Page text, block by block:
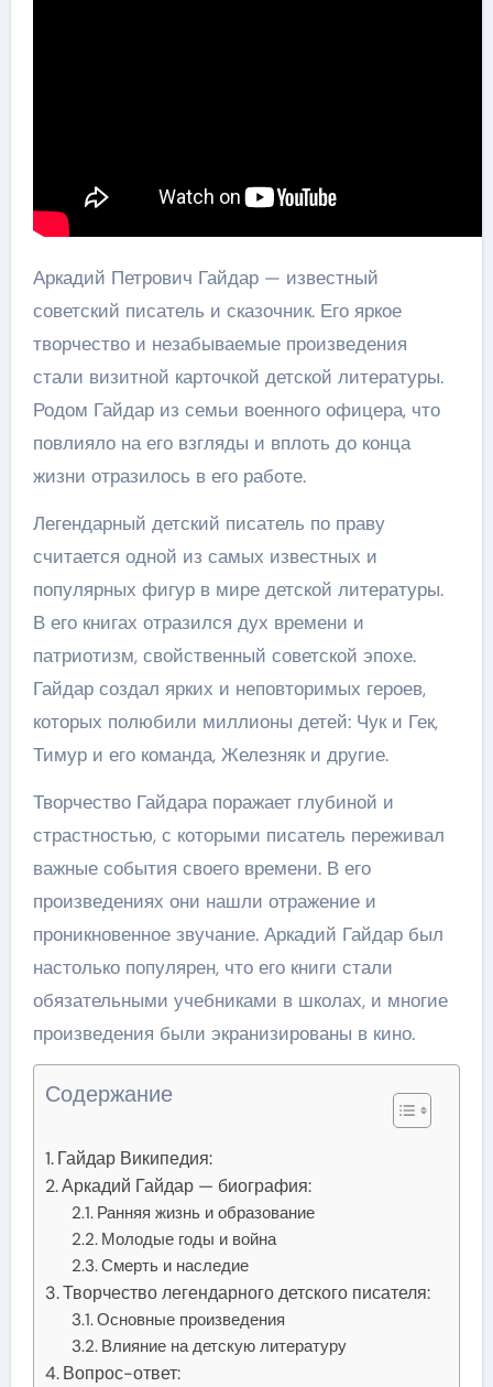
Аркадий Петрович Гайдар — известный
советский писатель и сказочник. Его яркое
творчество и незабываемые произведения
стали визитной карточкой детской литературы.
Родом Гайдар из семьи военного офицера, что
повлияло на его взгляды и вплоть до конца
жизни отразилось в его работе.
Легендарный детский писатель по праву
считается одной из самых известных и
популярных фигур в мире детской литературы.
В его книгах отразился дух времени и
патриотизм, свойственный советской эпохе.
Гайдар создал ярких и неповторимых героев,
которых полюбили миллионы детей: Чук и Гек,
Тимур и его команда, Железняк и другие.
Творчество Гайдара поражает глубиной и
страстностью, с которыми писатель переживал
важные события своего времени. В его
произведениях они нашли отражение и
проникновенное звучание. Аркадий Гайдар был
настолько популярен, что его книги стали
обязательными учебниками в школах, и многие
произведения были экранизированы в кино.
Содержание
Гайдар Википедия:
Аркадий Гайдар — биография:
Ранняя жизнь и образование
Молодые годы и война
Смерть и наследие
Творчество легендарного детского писателя:
Основные произведения
Влияние на детскую литературу
Вопрос-ответ: